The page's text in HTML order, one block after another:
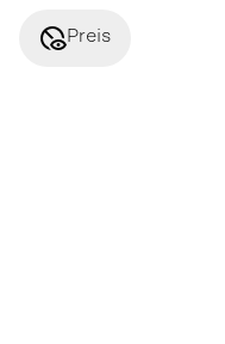
disabled_visiblePreis